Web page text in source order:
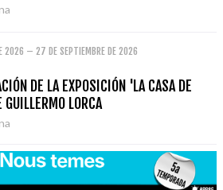
2026 – 27 DE SEPTIEMBRE DE 2026
DE LA EXPOSICIÓN 'LA CASA DE
GUILLERMO LORCA